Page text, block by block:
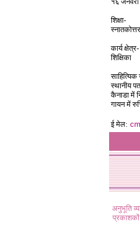
शिक्षा-
कार्य क्षेत्र-
शिक्षिका
साहित्यिक
स्थानीय
कैनाडा में
गायन में
ई मेल:
अनुभूति